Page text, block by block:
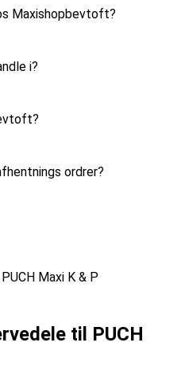
Maxishopbevtoft?
i?
ordrer?
Maxi K & P
til PUCH